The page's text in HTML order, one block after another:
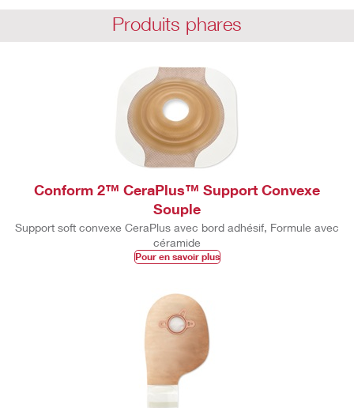
Produits phares
Conform 2™ CeraPlus™ Support Convexe
Souple
Support soft convexe CeraPlus avec bord adhésif, Formule avec
céramide
Pour en savoir plus